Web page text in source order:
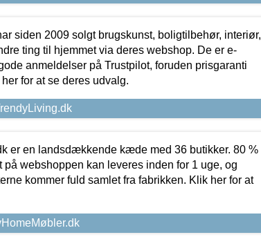
siden 2009 solgt brugskunst, boligtilbehør, interiør,
ting til hjemmet via deres webshop. De er e-
anmeldelser på Trustpilot, foruden prisgaranti
for at se deres udvalg.
er en landsdækkende kæde med 36 butikker. 80 %
på webshoppen kan leveres inden for 1 uge, og
kommer fuld samlet fra fabrikken. Klik her for at